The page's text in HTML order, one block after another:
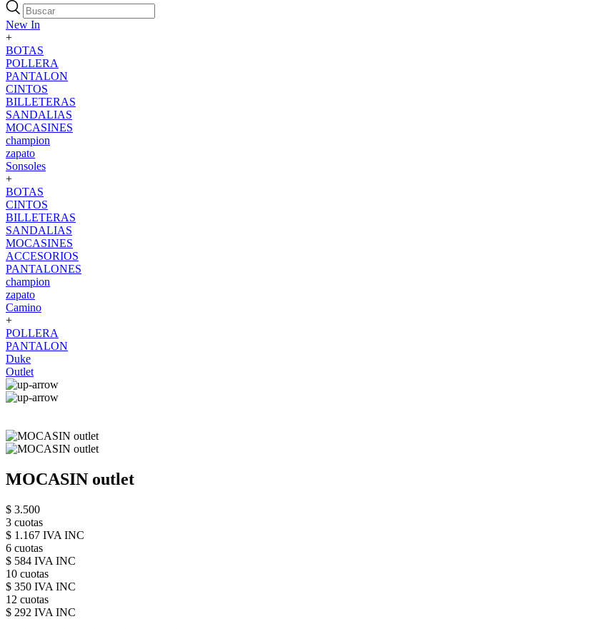
New In
+
BOTAS
POLLERA
PANTALON
CINTOS
BILLETERAS
SANDALIAS
MOCASINES
champion
zapato
Sonsoles
+
BOTAS
CINTOS
BILLETERAS
SANDALIAS
MOCASINES
ACCESORIOS
PANTALONES
champion
zapato
Camino
+
POLLERA
PANTALON
Duke
Outlet
MOCASIN outlet
$ 3.500
3 cuotas
$ 1.167 IVA INC
6 cuotas
$ 584 IVA INC
10 cuotas
$ 350 IVA INC
12 cuotas
$ 292 IVA INC